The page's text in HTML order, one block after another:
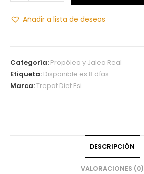
Añadir a lista de deseos
Categoría: Propóleo y Jalea Real
Etiqueta: Disponible es 8 días
Marca:Trepat Diet Esi
DESCRIPCIÓN
VALORACIONES (0)